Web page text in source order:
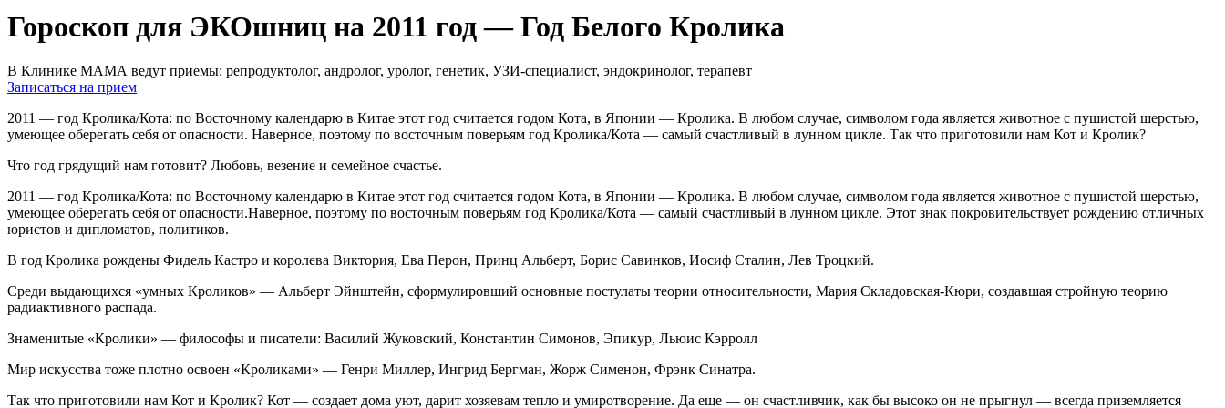
Гороскоп для ЭКОшниц на 2011 год — Год Белого Кролика
В Клинике МАМА ведут приемы: репродуктолог, андролог, уролог, генетик, УЗИ-специалист, эндокринолог, терапевт
Записаться на прием
2011 — год Кролика/Кота: по Восточному календарю в Китае этот год считается годом Кота, в Японии — Кролика. В любом случае, символом года является животное с пушистой шерстью,
умеющее оберегать себя от опасности. Наверное, поэтому по восточным поверьям год Кролика/Кота — самый счастливый в лунном цикле. Так что приготовили нам Кот и Кролик?
Что год грядущий нам готовит? Любовь, везение и семейное счастье.
2011 — год Кролика/Кота: по Восточному календарю в Китае этот год считается годом Кота, в Японии — Кролика. В любом случае, символом года является животное с пушистой шерстью,
умеющее оберегать себя от опасности.Наверное, поэтому по восточным поверьям год Кролика/Кота — самый счастливый в лунном цикле. Этот знак покровительствует рождению отличных
юристов и дипломатов, политиков.
В год Кролика рождены Фидель Кастро и королева Виктория, Ева Перон, Принц Альберт, Борис Савинков, Иосиф Сталин, Лев Троцкий.
Среди выдающихся «умных Кроликов» — Альберт Эйнштейн, сформулировший основные постулаты теории относительности, Мария Складовская-Кюри, создавшая стройную теорию
радиактивного распада.
Знаменитые «Кролики» — философы и писатели: Василий Жуковский, Константин Симонов, Эпикур, Льюис Кэрролл
Мир искусства тоже плотно освоен «Кроликами» — Генри Миллер, Ингрид Бергман, Жорж Сименон, Фрэнк Синатра.
Так что приготовили нам Кот и Кролик? Кот — создает дома уют, дарит хозяевам тепло и умиротворение. Да еще — он счастливчик, как бы высоко он не прыгнул — всегда приземляется